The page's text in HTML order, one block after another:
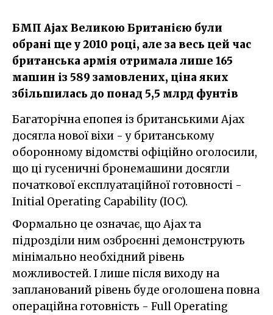
БМП Ajax Великою Британією були
обрані ще у 2010 році, але за весь цей час
британська армія отримала лише 165
машин із 589 замовлених, ціна яких
збільшилась до понад 5,5 млрд фунтів
Багаторічна епопея із британськими Ajax
досягла нової віхи - у британському
оборонному відомстві офіційно оголосили,
що ці гусеничні бронемашини досягли
початкової експлуатаційної готовності -
Initial Operating Capability (IOC).
Формально це означає, що Ajax та
підрозділи ним озброєнні демонструють
мінімально необхідний рівень
можливостей. І лише після виходу на
запланований рівень буде оголошена повна
операційна готовність - Full Operating